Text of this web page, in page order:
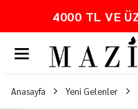
Anasayfa Yeni Gelenler